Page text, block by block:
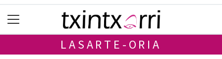
LASARTE-ORIA